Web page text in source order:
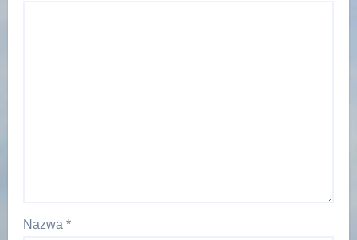
Nazwa *